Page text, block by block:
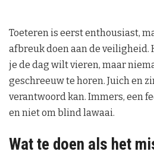
Toeteren is eerst enthousiast,
afbreuk doen aan de
je de dag wilt vieren, maar
geschreeuw te horen. Juich en
verantwoord kan. Immers, een
en niet om blind lawaai.
Wat te doen als het